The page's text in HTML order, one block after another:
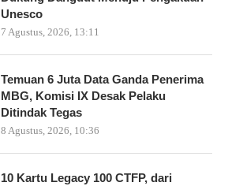
Unesco
7 Agustus, 2026, 13:11
Temuan 6 Juta Data Ganda Penerima
MBG, Komisi IX Desak Pelaku
Ditindak Tegas
8 Agustus, 2026, 10:36
10 Kartu Legacy 100 CTFP, dari